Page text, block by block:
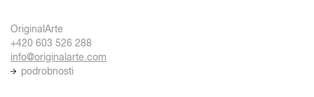
OriginalArte
+420 603 526 288
info@originalarte.com
podrobnosti